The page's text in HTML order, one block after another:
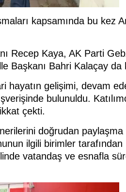
kapsamında bu kez
Recep Kaya, AK Parti
Başkanı Bahri Kalaçay da
hayatın gelişimi, devam
bulunuldu.
çekti.
doğrudan paylaşma
ilgili birimler tarafından
vatandaş ve esnafla